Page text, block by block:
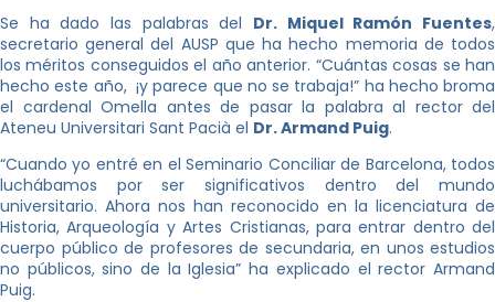
Se ha dado las palabras del Dr. Miquel Ramón Fuentes,
secretario general del AUSP que ha hecho memoria de todos
los méritos conseguidos el año anterior. “Cuántas cosas se han
hecho este año, ¡y parece que no se trabaja!” ha hecho broma
el cardenal Omella antes de pasar la palabra al rector del
Ateneu Universitari Sant Pacià el Dr. Armand Puig.
“Cuando yo entré en el Seminario Conciliar de Barcelona, todos
luchábamos por ser significativos dentro del mundo
universitario. Ahora nos han reconocido en la licenciatura de
Historia, Arqueología y Artes Cristianas, para entrar dentro del
cuerpo público de profesores de secundaria, en unos estudios
no públicos, sino de la Iglesia” ha explicado el rector Armand
Puig.